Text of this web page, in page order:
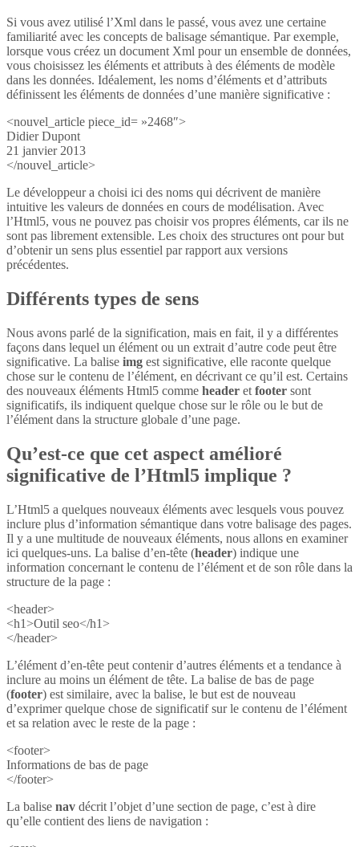
Si vous avez utilisé l’Xml dans le passé, vous avez une certaine
familiarité avec les concepts de balisage sémantique. Par exemple,
lorsque vous créez un document Xml pour un ensemble de données,
vous choisissez les éléments et attributs à des éléments de modèle
dans les données. Idéalement, les noms d’éléments et d’attributs
définissent les éléments de données d’une manière significative :
<nouvel_article piece_id= »2468″>
Didier Dupont
21 janvier 2013
</nouvel_article>
Le développeur a choisi ici des noms qui décrivent de manière
intuitive les valeurs de données en cours de modélisation. Avec
l’Html5, vous ne pouvez pas choisir vos propres éléments, car ils ne
sont pas librement extensible. Les choix des structures ont pour but
d’obtenir un sens plus essentiel par rapport aux versions
précédentes.
Différents types de sens
Nous avons parlé de la signification, mais en fait, il y a différentes
façons dans lequel un élément ou un extrait d’autre code peut être
significative. La balise img est significative, elle raconte quelque
chose sur le contenu de l’élément, en décrivant ce qu’il est. Certains
des nouveaux éléments Html5 comme header et footer sont
significatifs, ils indiquent quelque chose sur le rôle ou le but de
l’élément dans la structure globale d’une page.
Qu’est-ce que cet aspect amélioré
significative de l’Html5 implique ?
L’Html5 a quelques nouveaux éléments avec lesquels vous pouvez
inclure plus d’information sémantique dans votre balisage des pages.
Il y a une multitude de nouveaux éléments, nous allons en examiner
ici quelques-uns. La balise d’en-tête (header) indique une
information concernant le contenu de l’élément et de son rôle dans la
structure de la page :
<header>
<h1>Outil seo</h1>
</header>
L’élément d’en-tête peut contenir d’autres éléments et a tendance à
inclure au moins un élément de tête. La balise de bas de page
(footer) est similaire, avec la balise, le but est de nouveau
d’exprimer quelque chose de significatif sur le contenu de l’élément
et sa relation avec le reste de la page :
<footer>
Informations de bas de page
</footer>
La balise nav décrit l’objet d’une section de page, c’est à dire
qu’elle contient des liens de navigation :